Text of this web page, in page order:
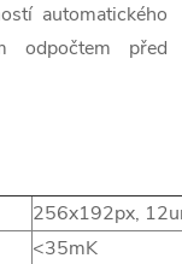
automatického
odpočtem před
256x192px,
<35mK